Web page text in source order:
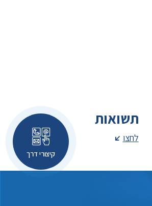
קיצורי דרך
תשואות
לחצו